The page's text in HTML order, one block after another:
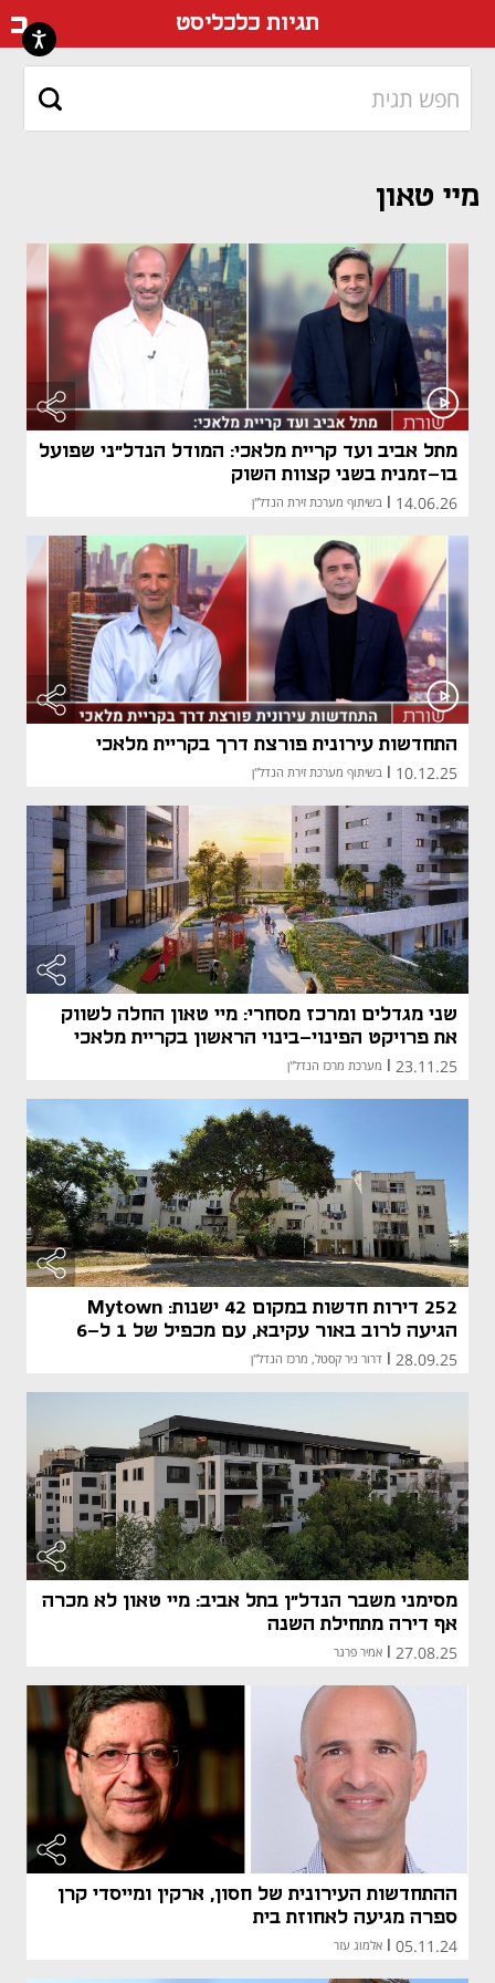
תגיות כלכליסט
מיי טאון
מתל אביב ועד קריית מלאכי: המודל הנדל"ני שפועל
בו-זמנית בשני קצוות השוק
14.06.26 בשיתוף מערכת זירת הנדל"ן
התחדשות עירונית פורצת דרך בקריית מלאכי
10.12.25 בשיתוף מערכת זירת הנדל"ן
שני מגדלים ומרכז מסחרי: מיי טאון החלה לשווק
את פרויקט הפינוי-בינוי הראשון בקריית מלאכי
23.11.25 מערכת מרכז הנדל"ן
252 דירות חדשות במקום 42 ישנות: Mytown
הגיעה לרוב באור עקיבא, עם מכפיל של 1 ל-6
28.09.25 דרור ניר קסטל, מרכז הנדל"ן
מסימני משבר הנדל"ן בתל אביב: מיי טאון לא מכרה
אף דירה מתחילת השנה
27.08.25 אמיר פרגר
ההתחדשות העירונית של חסון, ארקין ומייסדי קרן
ספרה מגיעה לאחוזת בית
05.11.24
| אלמוג עזר